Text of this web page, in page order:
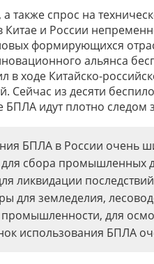
а также спрос на
и России
формирующихся
альянса
в ходе Китайско-
Сейчас из десяти
БПЛА идут плотно
БПЛА в России очень
сбора промышленных
ликвидации
для земледелия,
для
использования БПЛА